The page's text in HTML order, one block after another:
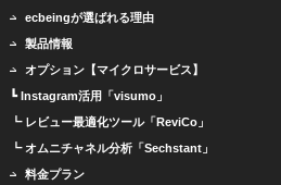
ecbeingが選ばれる理由
製品情報
オプション【マイクロサービス】
┗ Instagram活用「visumo」
┗ レビュー最適化ツール「ReviCo」
┗ オムニチャネル分析「Sechstant」
料金プラン